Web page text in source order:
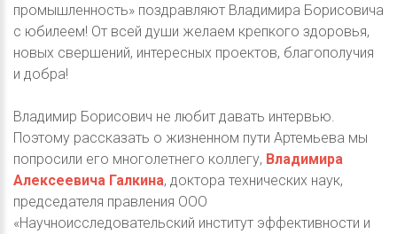
промышленность» поздравляют Владимира Борисовича
с юбилеем! От всей души желаем крепкого здоровья,
новых свершений, интересных проектов, благополучия
и добра!
Владимир Борисович не любит давать интервью.
Поэтому рассказать о жизненном пути Артемьева мы
попросили его многолетнего коллегу, Владимира
Алексеевича Галкина, доктора технических наук,
председателя правления ООО
«Научноисследовательский институт эффективности и